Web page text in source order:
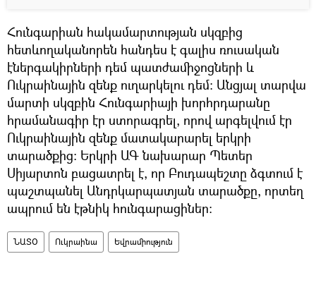
Հունգարիան հակամարտության սկզբից
հետևողականորեն հանդես է գալիս ռուսական
էներգակիրների դեմ պատժամիջոցների և
Ուկրաինային զենք ուղարկելու դեմ։ Անցյալ տարվա
մարտի սկզբին Հունգարիայի խորհրդարանը
հրամանագիր էր ստորագրել, որով արգելվում էր
Ուկրաինային զենք մատակարարել երկրի
տարածքից։ Երկրի ԱԳ նախարար Պետեր
Սիյարտոն բացատրել է, որ Բուդապեշտը ձգտում է
պաշտպանել Անդրկարպատյան տարածքը, որտեղ
ապրում են էթնիկ հունգարացիներ։
ՆԱՏՕ Ուկրաինա Եվրամիություն